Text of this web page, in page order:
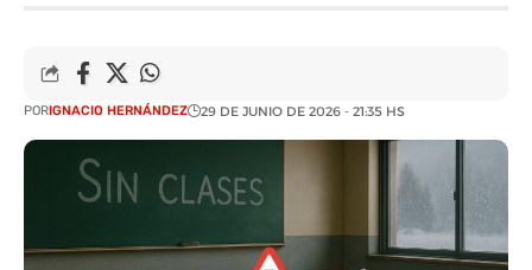
PORIGNACIO HERNÁNDEZ 29 DE JUNIO DE 2026 - 21:35 HS